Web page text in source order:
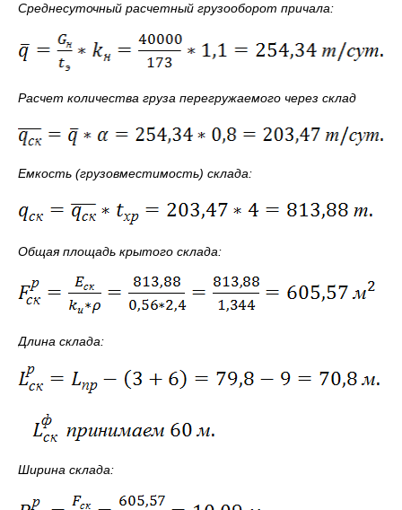
Среднесуточный расчетный грузооборот причала:
Расчет количества груза перегружаемого через склад
Емкость (грузовместимость) склада:
Общая площадь крытого склада:
Длина склада:
Ширина склада: